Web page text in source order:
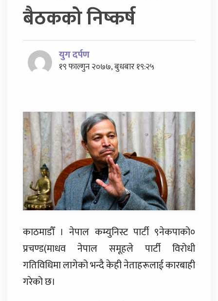
बैठकको निष्कर्ष
युग दर्पण
१९ फाल्गुन २०७७, बुधबार १९:२५
काठमाडौँ । नेपाल कम्युनिस्ट पार्टी ९नेकपाको०
प्रचण्ड(माधव नेपाल समूहले पार्टी विरोधी
गतिविधिमा लागेको भन्दै केही नेताहरूलाई कारबाही
गरेको छ।